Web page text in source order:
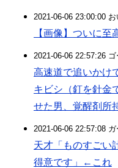
2021-06-06 23:00:00
【画像】ついに至
2021-06-06 22:57:26
高速道で追いかけ
キビシ（釘を針金
せた男、覚醒剤所
2021-06-06 22:57:08
天才「ものすごい
得意です」←これ